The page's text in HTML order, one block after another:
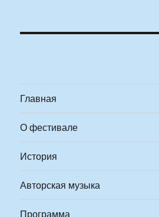
Главная
О фестивале
История
Авторская музыка
Программа